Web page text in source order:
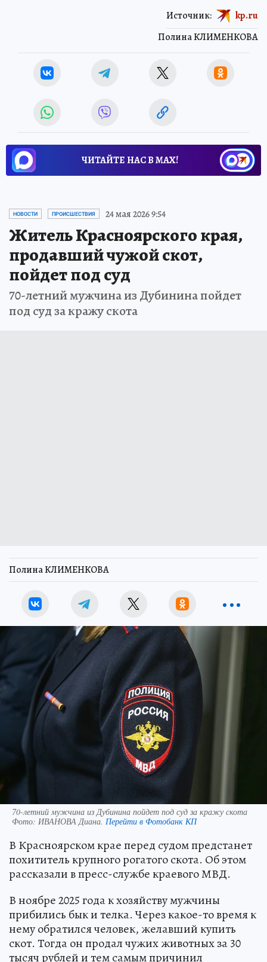
Полина КЛИМЕНКОВА
Источник: kp.ru
ЧИТАЙТЕ НАС В МАХ!
НОВОСТИ ПРОИСШЕСТВИЯ 24 мая 2026 9:54
Житель Красноярского края,
продавший чужой скот,
пойдет под суд
70-летний мужчина из Дубинина пойдет
под суд за кражу скота
Полина КЛИМЕНКОВА
70-летний мужчина из Дубинина пойдет под суд за кражу скота
Фото: ИВАНОВА Диана. Перейти в Фотобанк КП
В Красноярском крае перед судом предстанет
похититель крупного рогатого скота. Об этом
рассказали в пресс-службе краевого МВД.
В ноябре 2025 года к хозяйству мужчины
прибились бык и телка. Через какое-то время к
нему обратился человек, желавший купить
скот. Тогда он продал чужих животных за 30
тысяч рублей и тем самым причинил